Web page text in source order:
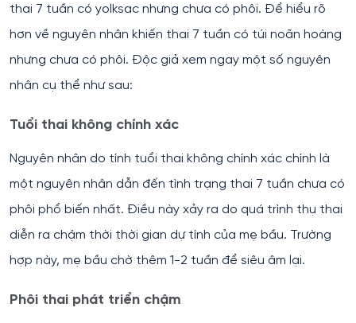
thai 7 tuần có yolksac nhưng chưa có phôi. Để hiểu rõ
hơn về nguyên nhân khiến thai 7 tuần có túi noãn hoàng
nhưng chưa có phôi. Độc giả xem ngay một số nguyên
nhân cụ thể như sau:
Tuổi thai không chính xác
Nguyên nhân do tính tuổi thai không chính xác chính là
một nguyên nhân dẫn đến tình trạng thai 7 tuần chưa có
phôi phổ biến nhất. Điều này xảy ra do quá trình thụ thai
diễn ra chậm thời thời gian dự tính của mẹ bầu. Trường
hợp này, mẹ bầu chờ thêm 1-2 tuần để siêu âm lại.
Phôi thai phát triển chậm